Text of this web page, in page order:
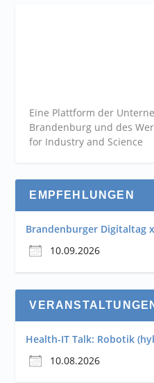
Eine Plattform der
Brandenburg und des
for Industry and Science
EMPFEHLUNGEN
Brandenburger Digitaltag
10.09.2026
Health-IT Talk: Robotik
10.08.2026